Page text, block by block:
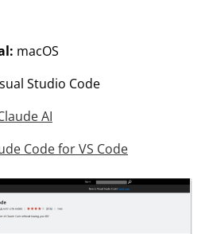
macOS
Studio Code
AI
Code for VS Code